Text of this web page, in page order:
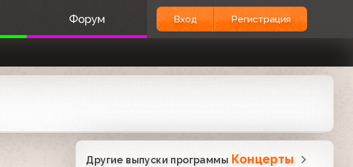
Форум Вход Регистрация
Другие выпуски программы Концерты